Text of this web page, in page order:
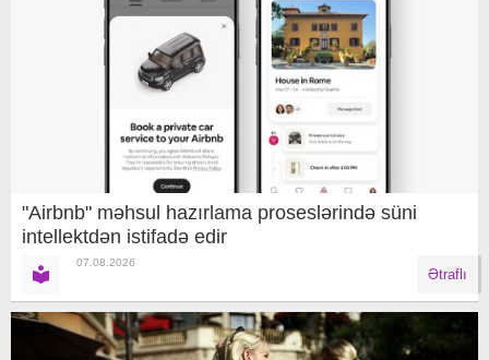
"Airbnb" məhsul hazırlama proseslərində süni
intellektdən istifadə edir
07.08.2026
Ətraflı